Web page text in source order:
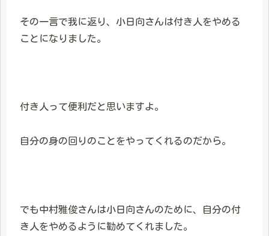
その一言で我に返り、小日向さんは付き人をやめる
ことになりました。
付き人って便利だと思いますよ。
自分の身の回りのことをやってくれるのだから。
でも中村雅俊さんは小日向さんのために、自分の付
き人をやめるように勧めてくれました。